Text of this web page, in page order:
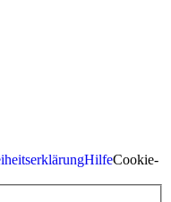
HilfeCookie-